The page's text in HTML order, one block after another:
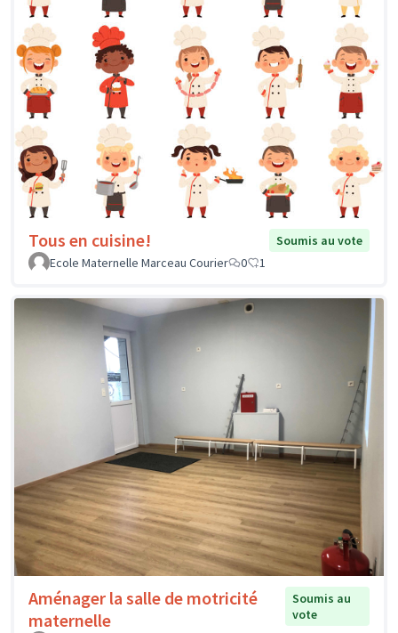
Tous en cuisine!
Soumis au vote
Ecole Maternelle Marceau Courier
0 1
Aménager la salle de motricité
maternelle
Soumis au
vote